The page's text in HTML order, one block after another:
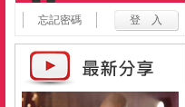
忘記密碼